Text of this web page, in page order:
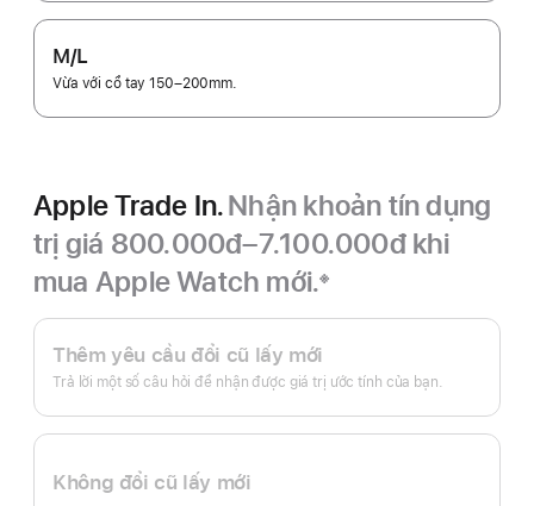
M/L
Vừa với cổ tay 150–200mm.
Apple Trade In.Nhận khoản tín dụng
trị giá 800.000đ–7.100.000đ khi
mua Apple Watch mới.
thích
※
Apple
Trade
In.
Thêm yêu cầu đổi cũ lấy mới
Trả lời một số câu hỏi để nhận được giá trị ước tính của bạn.
Không đổi cũ lấy mới